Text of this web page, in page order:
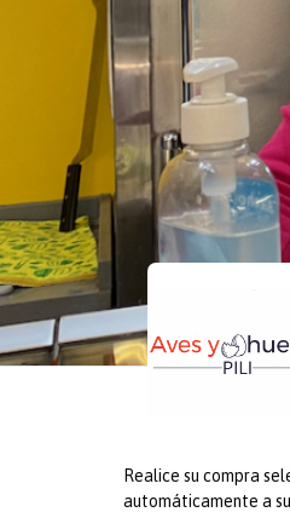
Realice su compra
automáticamente a